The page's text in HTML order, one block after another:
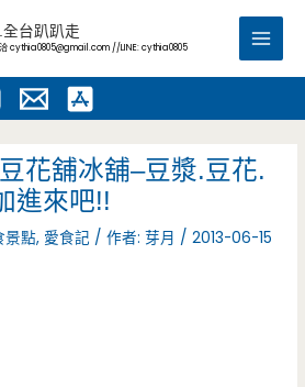
台趴趴走
cythia0805@gmail.com //LINE: cythia0805
Main
花舖冰舖–豆漿.豆花.
進來吧!!
景點, 愛食記 / 作者:芽月 /2013-06-15